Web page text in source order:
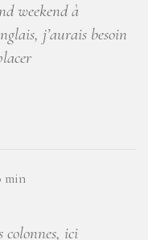
weekend à
j’aurais besoin
min
colonnes, ici